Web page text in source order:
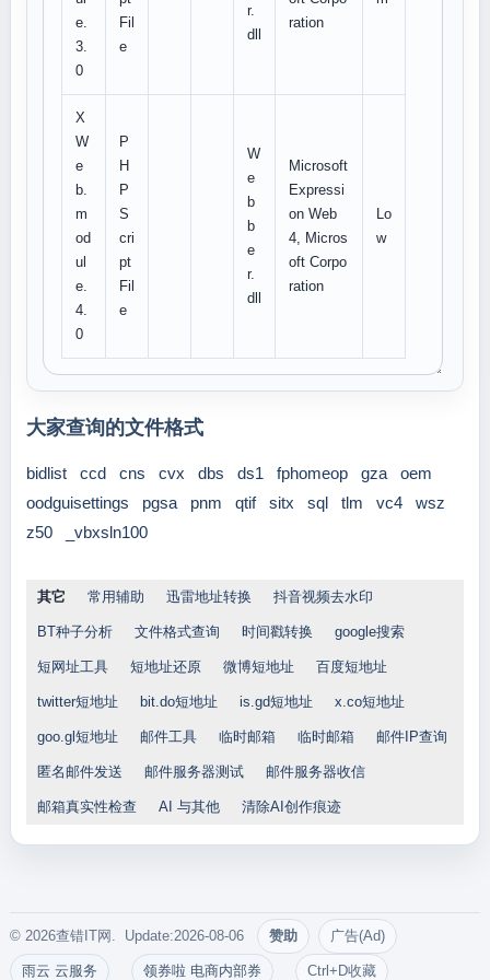
e.
3.
0
Fil
e
r.
dll
ration
X
W
e
b.
m
od
ul
e.
4.
0
P
H
P
S
cri
pt
Fil
e
W
e
b
b
e
r.
dll
Microsoft
Expressi
on Web
4, Micros
oft Corpo
ration
Lo
w
大家查询的文件格式
bidlist ccd cns cvx dbs ds1 fphomeop gza
oem
oodguisettings
pgsa pnm qtif sitx sql tlm vc4
wsz
z50
_vbxsln100
其它 常用辅助 迅雷地址转换 抖音视频去水印
BT种子分析 文件格式查询 时间戳转换 google搜索
短网址工具 短地址还原 微博短地址 百度短地址
twitter短地址 bit.do短地址 is.gd短地址 x.co短地址
goo.gl短地址 邮件工具 临时邮箱 临时邮箱 邮件IP查询
匿名邮件发送 邮件服务器测试 邮件服务器收信
邮箱真实性检查 AI 与其他 清除AI创作痕迹
© 2026查错IT网. Update:2026-08-06 赞助 广告(Ad)
雨云 云服务 领券啦 电商内部券 Ctrl+D收藏